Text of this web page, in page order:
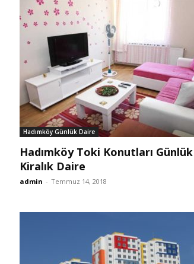
Hadımköy Günlük Daire
Hadımköy Toki Konutları Günlük
Kiralık Daire
admin - Temmuz 14, 2018